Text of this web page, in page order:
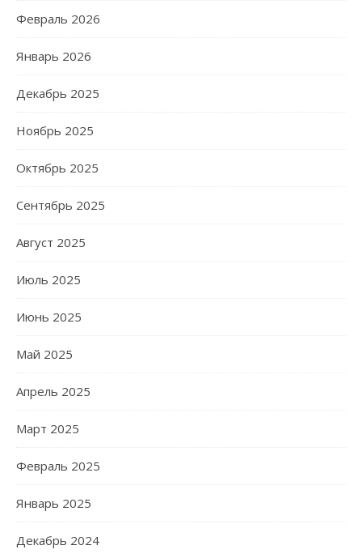
Февраль 2026
Январь 2026
Декабрь 2025
Ноябрь 2025
Октябрь 2025
Сентябрь 2025
Август 2025
Июль 2025
Июнь 2025
Май 2025
Апрель 2025
Март 2025
Февраль 2025
Январь 2025
Декабрь 2024